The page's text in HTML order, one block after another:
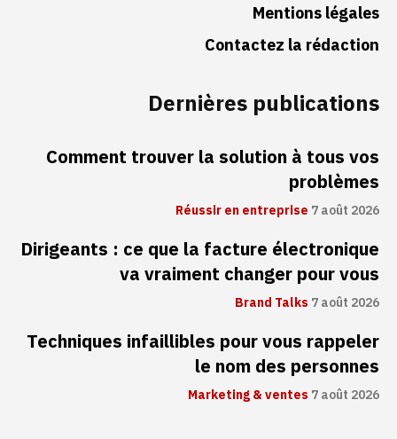
Mentions légales
Contactez la rédaction
Dernières publications
Comment trouver la solution à tous vos
problèmes
Réussir en entreprise 7 août 2026
Dirigeants : ce que la facture électronique
va vraiment changer pour vous
Brand Talks7 août 2026
Techniques infaillibles pour vous rappeler
le nom des personnes
Marketing & ventes7 août 2026